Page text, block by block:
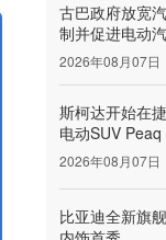
古巴政府放宽
制并促进电动
2026年08月07日
斯柯达开始在
电动SUV Peaq
2026年08月07日
比亚迪全新旗